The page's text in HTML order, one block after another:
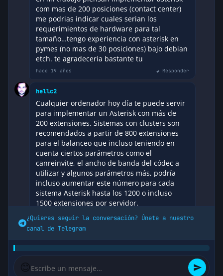
com mas de 200 posiciones (contact center)
me podrias indicar cuales serian los
requerimientos de hardware para tal
tamaño…tengo experiencia con asterisk en
pymes (no mas de 30 posiciones) bajo debian
etch. te agradeceria bastante tu
hace 19 años ↩ Responder
hellc2
Cualquier ordenador hoy día te puede servir
para implementar un Asterisk con más de
200 extensiones. Sistemas con clusters son
recomendados a partir de 800 extensiones
para el balanceo que incluso teniendo en
cuenta ciertos parámetros como el
canreinvite, el ancho de banda del códec a
utilizar y algunos parámetros más, podría
incluso aumentar este número para cada
sistema Asterisk hasta los 1200 o incluso
1500 extensiones por servidor.
hace 19 años ↩ Responder
¿Quieres seguir la conversación? Únete a nuestro
canal de Telegram
😊